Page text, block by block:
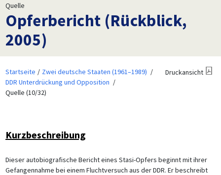
Quelle
Opferbericht (Rückblick,
2005)
Startseite
Zwei deutsche Staaten (1961–1989)
DDR Unterdrückung und Opposition
Quelle (10/32)
Druckansicht
Kurzbeschreibung
Dieser autobiografische Bericht eines Stasi-Opfers beginnt mit ihrer
Gefangennahme bei einem Fluchtversuch aus der DDR. Er beschreibt